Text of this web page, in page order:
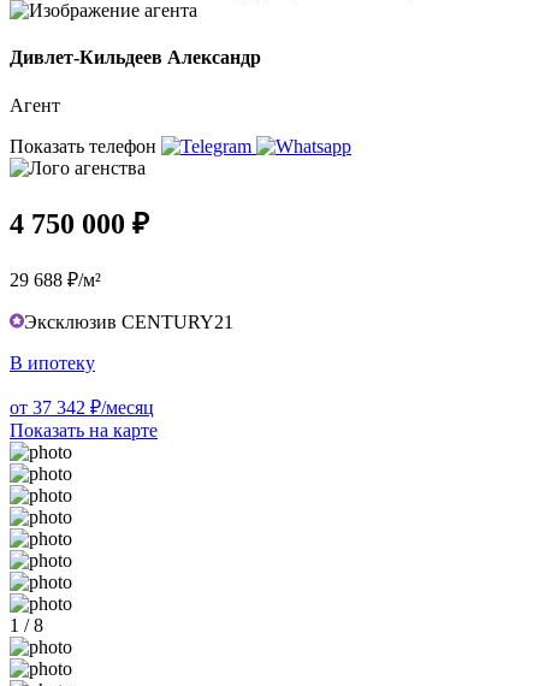
Дивлет-Кильдеев Александр
Агент
Показать телефон
4 750 000 ₽
29 688 ₽/м²
Эксклюзив CENTURY21
В ипотеку
от 37 342 ₽/месяц
Показать на карте
1 / 8